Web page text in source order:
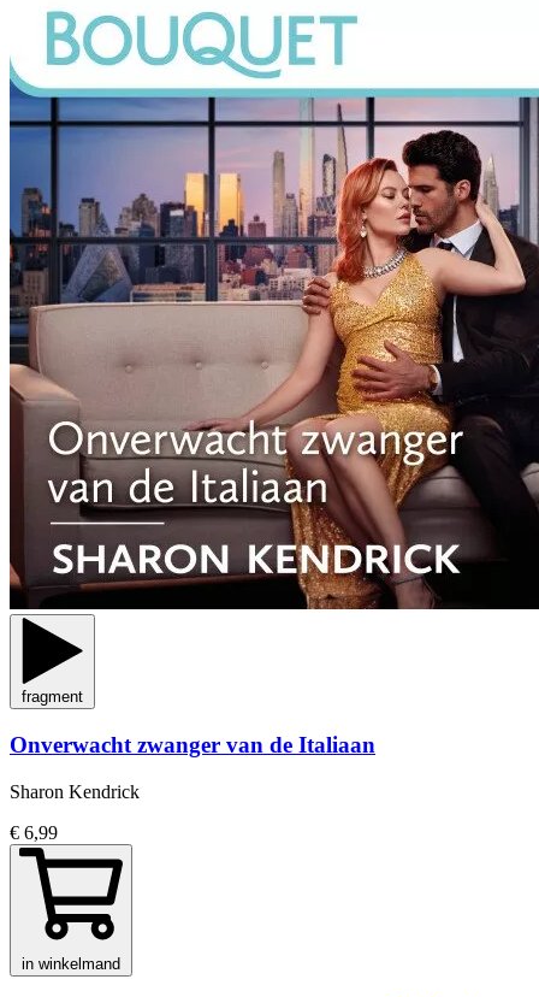
fragment
Onverwacht zwanger van de Italiaan
Sharon Kendrick
€ 6,99
in winkelmand